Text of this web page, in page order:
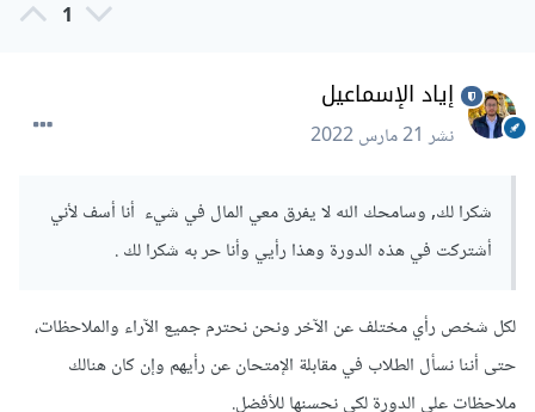
1
إياد الإسماعيل
نشر21 مارس 2022
شكرا لك, وسامحك الله لا يفرق معي المال في شيء أنا أسف لأني
أشتركت في هذه الدورة وهذا رأيي وأنا حر به شكرا لك .
لكل شخص رأي مختلف عن الآخر ونحن نحترم جميع الآراء والملاحظات،
حتى أننا نسأل الطلاب في مقابلة الإمتحان عن رأيهم وإن كان هنالك
ملاحظات على الدورة لكي نحسنها للأفضل.